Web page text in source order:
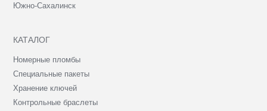
Южно-Сахалинск
КАТАЛОГ
Номерные пломбы
Специальные пакеты
Хранение ключей
Контрольные браслеты